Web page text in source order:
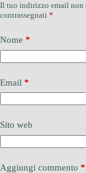
Il tuo indirizzo email non
contrassegnati *
Nome *
Email *
Sito web
Aggiungi commento *